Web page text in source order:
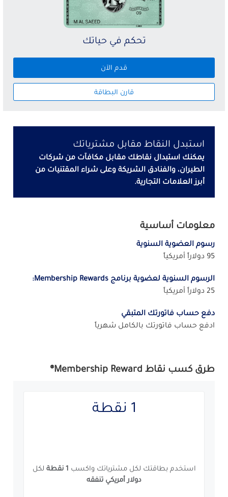
تحكم في حياتك
قدم الآن
قارن البطاقة
استبدل النقاط مقابل مشترياتك
يمكنك استبدال نقاطك مقابل مكافآت من شركات
الطيران، والفنادق الشريكة وعلى شراء المقتنيات من
أبرز العلامات التجارية.
معلومات أساسية
رسوم العضوية السنوية
95 دولاراً أمريكياً
الرسوم السنوية لعضوية برنامج Membership Rewards:
25 دولاراً أمريكياً
دفع حساب فاتورتك المتبقي
ادفع حساب فاتورتك بالكامل شهرياً
طرق كسب نقاط Membership Reward®
1 نقطة
استخدم بطاقتك لكل مشترياتك واكسب 1 نقطة
لكل
دولار أمريكي تنفقه